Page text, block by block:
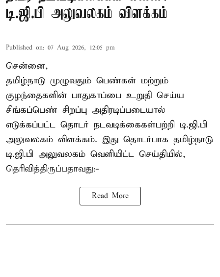
டி.ஜி.பி அலுவலகம் விளக்கம்
Published on: 07 Aug 2026, 12:05 pm
சென்னை,
தமிழ்நாடு முழுவதும் பெண்கள் மற்றும்
குழந்தைகளின் பாதுகாப்பை உறுதி செய்ய
சிங்கப்பெண் சிறப்பு அதிரடிப்படையால்
எடுக்கப்பட்ட தொடர் நடவடிக்கைகள்பற்றி டி.ஜி.பி
அலுவலகம் விளக்கம். இது தொடர்பாக தமிழ்நாடு
டி.ஜி.பி அலுவலகம் வெளியிட்ட செய்தியில்,
தெரிவித்திருப்பதாவது:-
Read More